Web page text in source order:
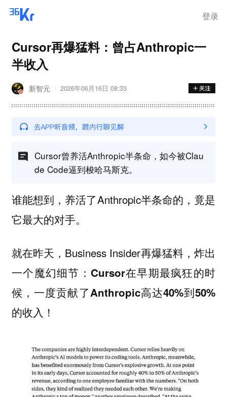
登录
Cursor再爆猛料：曾占Anthropic一
半收入
新智元 2026年06月16日 08:33
Cursor曾养活Anthropic半条命，如今被Clau
de Code逼到梭哈马斯克。
谁能想到，养活了Anthropic半条命的，竟是
它最大的对手。
就在昨天，Business Insider再爆猛料，炸出
一个魔幻细节： Cursor在早期最疯狂的时
候，一度贡献了Anthropic高达40%到50%
的收入！